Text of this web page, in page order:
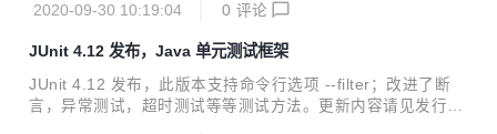
改为 SLF4J 升级依赖 commons-lang3、commons-text、co
2、asm 7.1、cglib 3.3、TestNG 7.3、dbunit 2.7、easymo
ck 4.2、spring 5.2、hibernate 5.4 移除 JUn...
2020-09-30 10:19:04 0 评论
JUnit 4.12 发布，Java 单元测试框架
JUnit 4.12 发布，此版本支持命令行选项 --filter；改进了断
言，异常测试，超时测试等等测试方法。更新内容请见发行说